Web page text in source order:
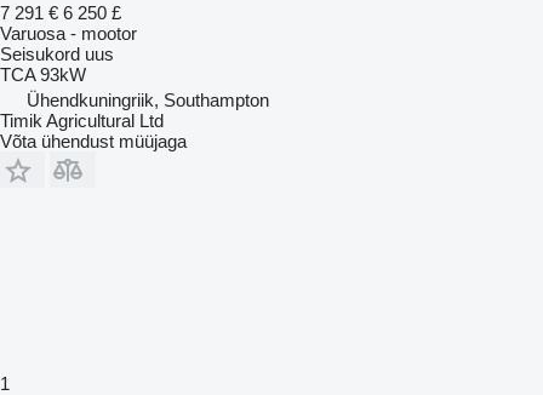
7 291 € 6 250 £
Varuosa - mootor
Seisukord uus
TCA 93kW
Ühendkuningriik, Southampton
Timik Agricultural Ltd
Võta ühendust müüjaga
1